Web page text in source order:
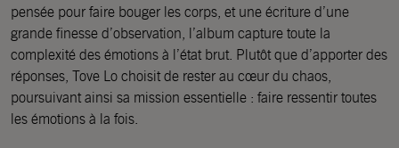
pensée pour faire bouger les corps, et une écriture d’une
grande finesse d’observation, l’album capture toute la
complexité des émotions à l’état brut. Plutôt que d’apporter des
réponses, Tove Lo choisit de rester au cœur du chaos,
poursuivant ainsi sa mission essentielle : faire ressentir toutes
les émotions à la fois.